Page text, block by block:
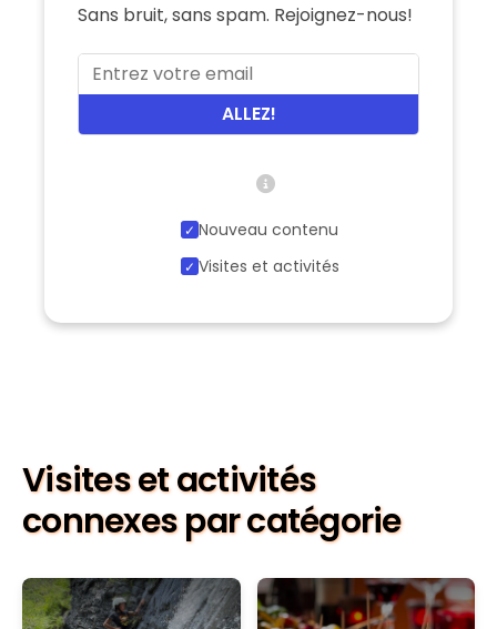
Sans bruit, sans spam. Rejoignez-nous!
ALLEZ!
Nouveau contenu
Visites et activités
Visites et activités
connexes par catégorie